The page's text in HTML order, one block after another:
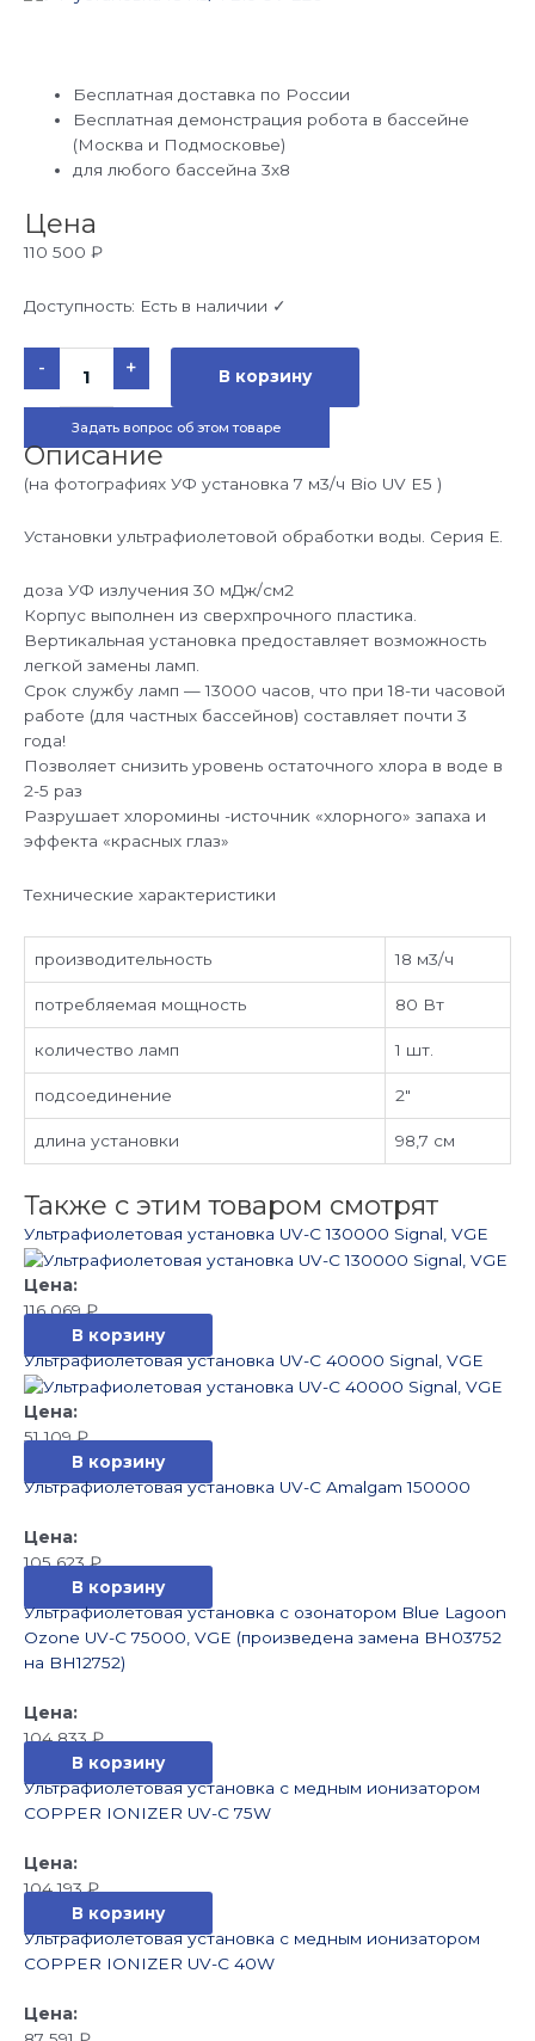
Бесплатная доставка по России
Бесплатная демонстрация робота в бассейне
(Москва и Подмосковье)
для любого бассейна 3х8
Цена
110 500 ₽
Доступность: Есть в наличии ✓
-
Количество
товара
м3/
ч
Bio
UV
E20
+ В корзину
Задать вопрос об этом товаре
Описание
(на фотографиях УФ установка 7 м3/ч Bio UV E5 )
Установки ультрафиолетовой обработки воды. Серия Е.
доза УФ излучения 30 мДж/см2
Корпус выполнен из сверхпрочного пластика.
Вертикальная установка предоставляет возможность
легкой замены ламп.
Срок службу ламп — 13000 часов, что при 18-ти часовой
работе (для частных бассейнов) составляет почти 3
года!
Позволяет снизить уровень остаточного хлора в воде в
2-5 раз
Разрушает хлоромины -источник «хлорного» запаха и
эффекта «красных глаз»
Технические характеристики
производительность 18 м3/ч
потребляемая мощность 80 Вт
количество ламп 1 шт.
подсоединение 2″
длина установки 98,7 см
Также с этим товаром смотрят
Ультрафиолетовая установка UV-C 130000 Signal, VGE
116 069₽
В корзину
Ультрафиолетовая установка UV-C 40000 Signal, VGE
51 109₽
В корзину
Ультрафиолетовая установка UV-C Amalgam 150000
105 623₽
В корзину
Ультрафиолетовая установка с озонатором Blue Lagoon
Ozone UV-C 75000, VGE (произведена замена BH03752
на BH12752)
104 833₽
В корзину
Ультрафиолетовая установка с медным ионизатором
COPPER IONIZER UV-C 75W
104 193₽
В корзину
Ультрафиолетовая установка с медным ионизатором
COPPER IONIZER UV-C 40W